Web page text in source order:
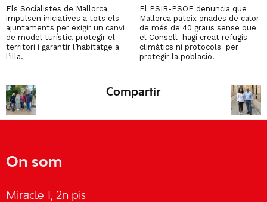
Els Socialistes de Mallorca
impulsen iniciatives a tots els
ajuntaments per exigir un canvi
de model turístic, protegir el
territori i garantir l’habitatge a
l’illa.
El PSIB-PSOE denuncia que
Mallorca pateix onades de calor
de més de 40 graus sense que
el Consell hagi creat refugis
climàtics ni protocols per
protegir la població.
Compartir
On som
Miracle 1, 2n pis